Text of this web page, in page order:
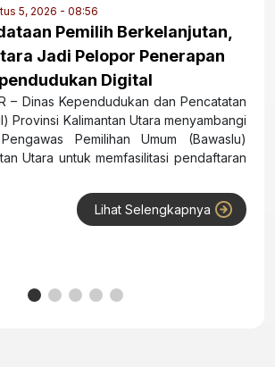
5, 2026 - 08:56
Pemilih Berkelanjutan,
Jadi Pelopor Penerapan
Digital
– Dinas Kependudukan dan Pencatatan
Provinsi Kalimantan Utara menyambangi
Pemilihan Umum (Bawaslu)
Utara untuk memfasilitasi pendaftaran
Lihat Selengkapnya